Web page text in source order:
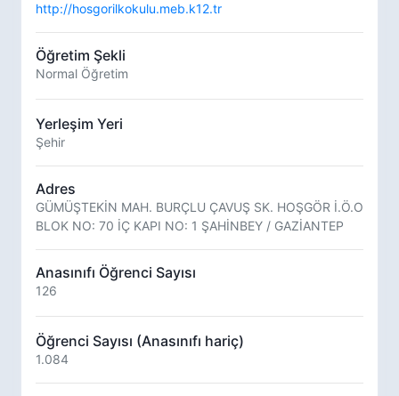
http://hosgorilkokulu.meb.k12.tr
Öğretim Şekli
Normal Öğretim
Yerleşim Yeri
Şehir
Adres
GÜMÜŞTEKİN MAH. BURÇLU ÇAVUŞ SK. HOŞGÖR İ.Ö.O
BLOK NO: 70 İÇ KAPI NO: 1 ŞAHİNBEY / GAZİANTEP
Anasınıfı Öğrenci Sayısı
126
Öğrenci Sayısı (Anasınıfı hariç)
1.084